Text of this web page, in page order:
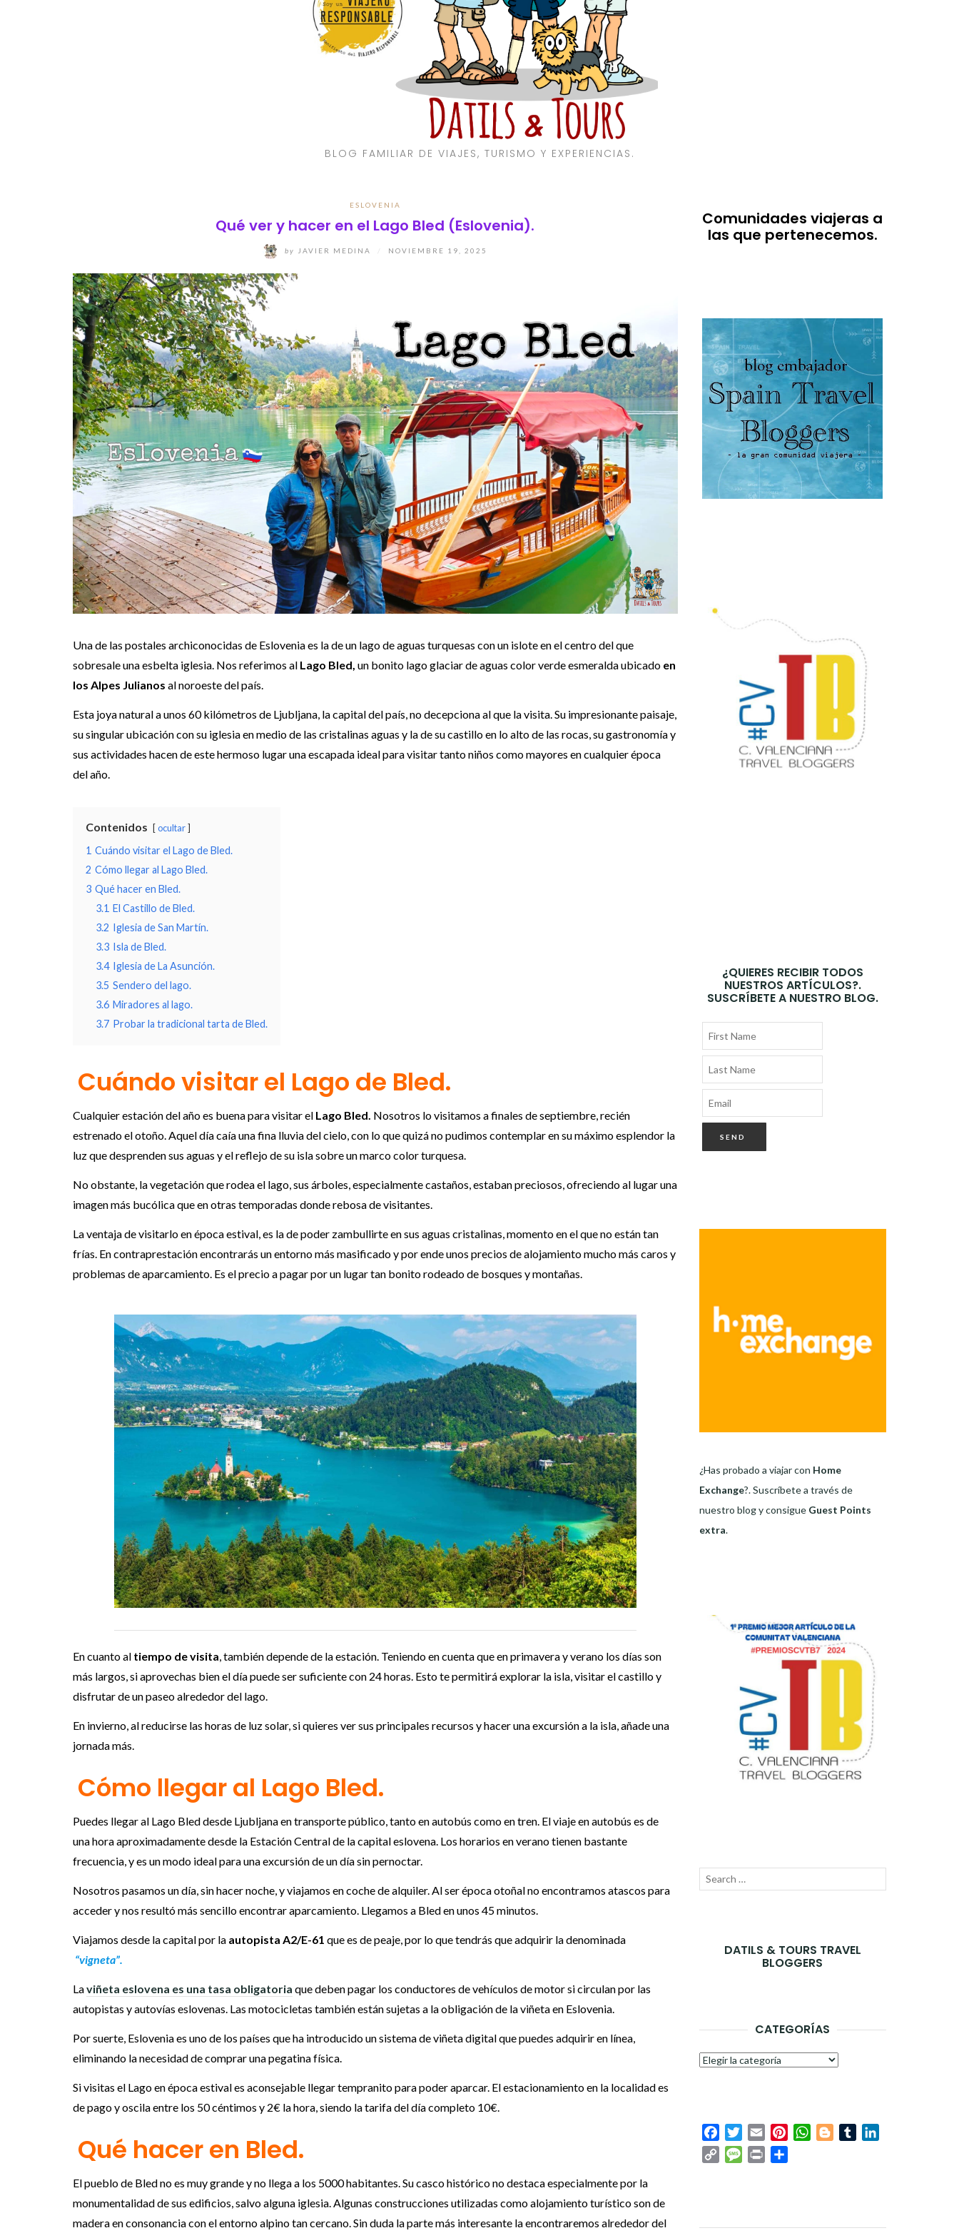
BLOG FAMILIAR DE VIAJES, TURISMO Y EXPERIENCIAS.
ESLOVENIA
Qué ver y hacer en el Lago Bled (Eslovenia).
by JAVIER MEDINA NOVIEMBRE 19, 2025
Una de las postales archiconocidas de Eslovenia es la de un lago de aguas turquesas con un islote en el centro del que
sobresale una esbelta iglesia. Nos referimos al Lago Bled, un bonito lago glaciar de aguas color verde esmeralda ubicado en
los Alpes Julianos al noroeste del país.
Esta joya natural a unos 60 kilómetros de Ljubljana, la capital del país, no decepciona al que la visita. Su impresionante paisaje,
su singular ubicación con su iglesia en medio de las cristalinas aguas y la de su castillo en lo alto de las rocas, su gastronomía y
sus actividades hacen de este hermoso lugar una escapada ideal para visitar tanto niños como mayores en cualquier época
del año.
Contenidos ocultar
1 Cuándo visitar el Lago de Bled.
2 Cómo llegar al Lago Bled.
3 Qué hacer en Bled.
3.1 El Castillo de Bled.
3.2 Iglesia de San Martín.
3.3 Isla de Bled.
3.4 Iglesia de La Asunción.
3.5 Sendero del lago.
3.6 Miradores al lago.
3.7 Probar la tradicional tarta de Bled.
Cuándo visitar el Lago de Bled.
Cualquier estación del año es buena para visitar el Lago Bled. Nosotros lo visitamos a finales de septiembre, recién
estrenado el otoño. Aquel día caía una fina lluvia del cielo, con lo que quizá no pudimos contemplar en su máximo esplendor la
luz que desprenden sus aguas y el reflejo de su isla sobre un marco color turquesa.
No obstante, la vegetación que rodea el lago, sus árboles, especialmente castaños, estaban preciosos, ofreciendo al lugar una
imagen más bucólica que en otras temporadas donde rebosa de visitantes.
La ventaja de visitarlo en época estival, es la de poder zambullirte en sus aguas cristalinas, momento en el que no están tan
frías. En contraprestación encontrarás un entorno más masificado y por ende unos precios de alojamiento mucho más caros y
problemas de aparcamiento. Es el precio a pagar por un lugar tan bonito rodeado de bosques y montañas.
En cuanto al tiempo de visita , también depende de la estación. Teniendo en cuenta que en primavera y verano los días son
más largos, si aprovechas bien el día puede ser suficiente con 24 horas. Esto te permitirá explorar la isla, visitar el castillo y
disfrutar de un paseo alrededor del lago.
En invierno, al reducirse las horas de luz solar, si quieres ver sus principales recursos y hacer una excursión a la isla, añade una
jornada más.
Cómo llegar al Lago Bled.
Puedes llegar al Lago Bled desde Ljubljana en transporte público, tanto en autobús como en tren. El viaje en autobús es de
una hora aproximadamente desde la Estación Central de la capital eslovena. Los horarios en verano tienen bastante
frecuencia, y es un modo ideal para una excursión de un día sin pernoctar.
Nosotros pasamos un día, sin hacer noche, y viajamos en coche de alquiler. Al ser época otoñal no encontramos atascos para
acceder y nos resultó más sencillo encontrar aparcamiento. Llegamos a Bled en unos 45 minutos.
Viajamos desde la capital por la autopista A2/E-61 que es de peaje, por lo que tendrás que adquirir la denominada
“vigneta”.
Laviñeta eslovena es una tasa obligatoria que deben pagar los conductores de vehículos de motor si circulan por las
autopistas y autovías eslovenas. Las motocicletas también están sujetas a la obligación de la viñeta en Eslovenia.
Por suerte, Eslovenia es uno de los países que ha introducido un sistema de viñeta digital que puedes adquirir en línea,
eliminando la necesidad de comprar una pegatina física.
Si visitas el Lago en época estival es aconsejable llegar tempranito para poder aparcar. El estacionamiento en la localidad es
de pago y oscila entre los 50 céntimos y 2€ la hora, siendo la tarifa del día completo 10€.
Qué hacer en Bled.
El pueblo de Bled no es muy grande y no llega a los 5000 habitantes. Su casco histórico no destaca especialmente por la
monumentalidad de sus edificios, salvo alguna iglesia. Algunas construcciones utilizadas como alojamiento turístico son de
madera en consonancia con el entorno alpino tan cercano. Sin duda la parte más interesante la encontraremos alrededor del
Comunidades viajeras a
las que pertenecemos.
¿QUIERES RECIBIR TODOS
NUESTROS ARTÍCULOS?.
SUSCRÍBETE A NUESTRO BLOG.
¿Has probado a viajar con Home
Exchange?. Suscríbete a través de
nuestro blog y consigue Guest Points
extra.
Search
DATILS & TOURS TRAVEL
BLOGGERS
CATEGORÍAS
Categorías
FacebookTwitterEmail PinterestWhatsAppBloggerTumblr
Copy Message
Print